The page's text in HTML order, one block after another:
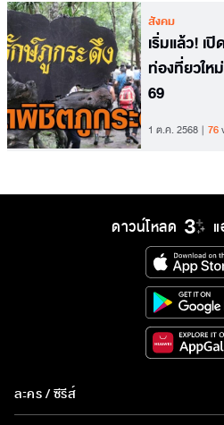
สังคม
เริ่มแล้ว! เ
ท่องที่ยวให
69
1 ต.ค. 2568 76
ดาวน์โหลด
ละคร / ซีรีส์